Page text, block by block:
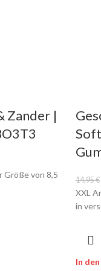
Zander |
Größe von 8,5
14,95€
XXL
in
In